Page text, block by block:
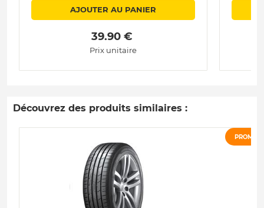
AJOUTER AU PANIER
39.90 €
Prix unitaire
Découvrez des produits similaires :
PROMO